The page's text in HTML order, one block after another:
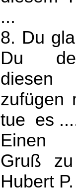
...
8. Du
Du
zufügen
tue es
Einen
Gruß
Hubert P.